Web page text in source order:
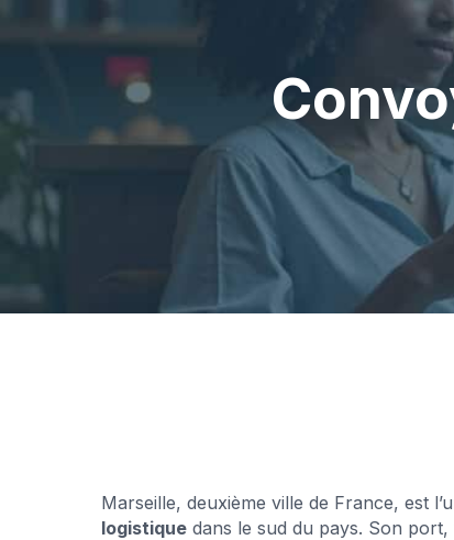
Marseille, deuxième ville de France, est
logistique dans le sud du pays. Son